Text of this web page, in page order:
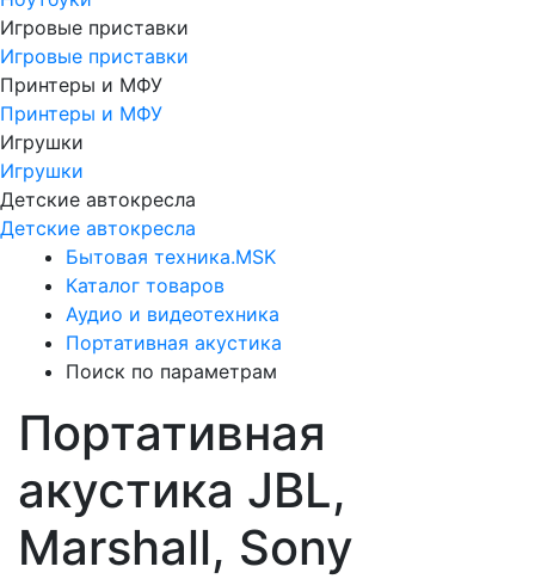
Игровые приставки
Игровые приставки
Принтеры и МФУ
Принтеры и МФУ
Игрушки
Игрушки
Детские автокресла
Детские автокресла
Бытовая техника.MSK
Каталог товаров
Аудио и видеотехника
Портативная акустика
Поиск по параметрам
Портативная
акустика JBL,
Marshall, Sony